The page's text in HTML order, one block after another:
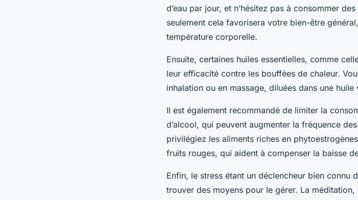
d’eau par jour, et n’hésitez pas à consommer
seulement cela favorisera votre bien-être
température corporelle.
Ensuite, certaines huiles essentielles, comme
leur efficacité contre les bouffées de chaleur.
inhalation ou en massage, diluées dans une huile
Il est également recommandé de limiter la
d’alcool, qui peuvent augmenter la fréquence
privilégiez les aliments riches en
fruits rouges, qui aident à compenser la baisse
Enfin, le stress étant un déclencheur bien connu
trouver des moyens pour le gérer. La